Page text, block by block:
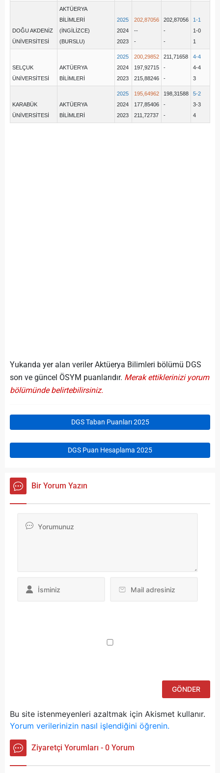
DOĞU AKDENİZ
ÜNİVERSİTESİ
AKTÜERYA
BİLİMLERİ
(İNGİLİZCE)
(BURSLU)
2025
2024
2023
202,87056
--
-
202,87056
-
-
1-1
1-0
1
SELÇUK
ÜNİVERSİTESİ
AKTÜERYA
BİLİMLERİ
2025
2024
2023
200,29852
197,92715
215,88246
211,71658
-
-
4-4
4-4
3
KARABÜK
ÜNİVERSİTESİ
AKTÜERYA
BİLİMLERİ
2025
2024
2023
195,64962
177,85406
211,72737
198,31588
-
-
5-2
3-3
4
Yukarıda yer alan veriler Aktüerya Bilimleri bölümü DGS
son ve güncel ÖSYM puanlarıdır. Merak ettiklerinizi yorum
bölümünde belirtebilirsiniz.
DGS Taban Puanları 2025
DGS Puan Hesaplama 2025
Bir Yorum Yazın
Bu site istenmeyenleri azaltmak için Akismet kullanır.
Yorum verilerinizin nasıl işlendiğini öğrenin.
Ziyaretçi Yorumları - 0 Yorum